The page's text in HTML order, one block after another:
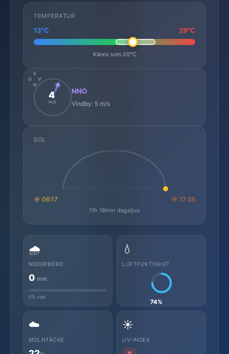
TEMPERATUR
13°C 29°C
Känns som 20°C
N
S
O
V
4
m/s
NNO
Vindby: 5 m/s
SOL
☼ 06:17 ☼ 17:35
11h 18min dagsljus
🌧️
NEDERBÖRD
0 mm
0% risk
💧
LUFTFUKTIGHET
74%
☁️
MOLNTÄCKE
☀️
UV-INDEX